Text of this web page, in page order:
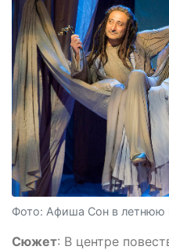
Фото: Афиша Сон в летнюю
Сюжет: В центре